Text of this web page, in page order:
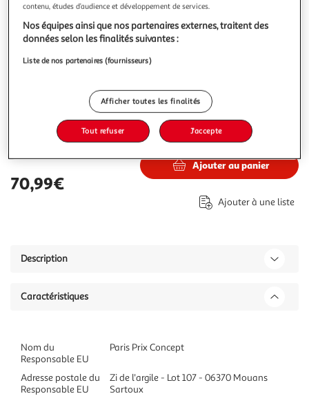
Taille
50 x 100 cm
Plus d'options
Vendu par Paris Prix 70,99€
70,99€
Ajouter au panier
Ajouter à une liste
Description
Caractéristiques
Nom du
Responsable EU
Paris Prix Concept
Adresse postale du
Responsable EU
Zi de l'argile - Lot 107 - 06370 Mouans
Sartoux
contenu, études d’audience et développement de services.
Nos équipes ainsi que nos partenaires externes, traitent des
données selon les finalités suivantes :
Liste de nos partenaires (fournisseurs)
Afficher toutes les finalités
Tout refuser J'accepte